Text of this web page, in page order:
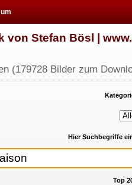
von Stefan Bösl |
(179728 Bilder zum
Hier Suchbegriffe
Top